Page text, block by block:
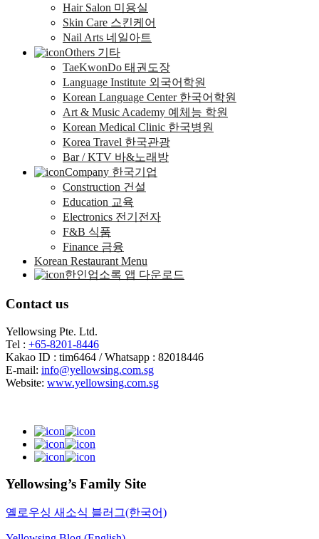
Hair Salon 미용실
Skin Care 스킨케어
Nail Arts 네일아트
Others 기타
TaeKwonDo 태권도장
Language Institute 외국어학원
Korean Language Center 한국어학원
Art & Music Academy 예체능 학원
Korean Medical Clinic 한국병원
Korea Travel 한국관광
Bar / KTV 바&노래방
Company 한국기업
Construction 건설
Education 교육
Electronics 전기전자
F&B 식품
Finance 금융
Korean Restaurant Menu
한인업소록 앱 다운로드
Contact us
Yellowsing Pte. Ltd.
Tel : +65-8201-8446
Kakao ID : tim6464 / Whatsapp : 82018446
E-mail: info@yellowsing.com.sg
Website: www.yellowsing.com.sg
Yellowsing’s Family Site
옐로우싱 새소식 블러그(한국어)